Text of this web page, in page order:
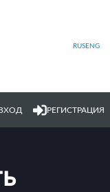
RUS ENG
РЕГИСТРАЦИЯ